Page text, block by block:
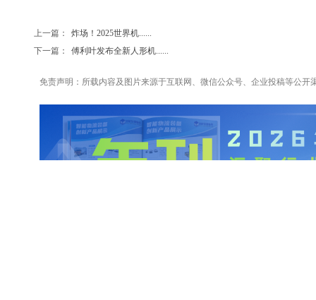
上一篇：
炸场！2025世界机......
下一篇：
傅利叶发布全新人形机......
免责声明：所载内容及图片来源于互联网、微信公众号、企业投稿等公